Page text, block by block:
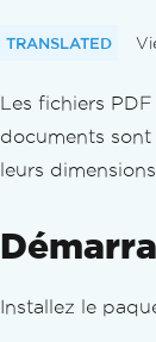
TRANSLATED
Les fichiers
documents
leurs
Installez le